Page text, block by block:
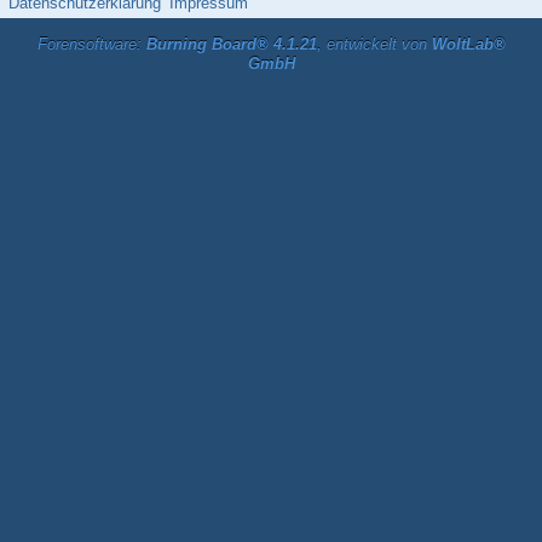
Forensoftware: Burning Board® 4.1.21, entwickelt von WoltLab®
GmbH